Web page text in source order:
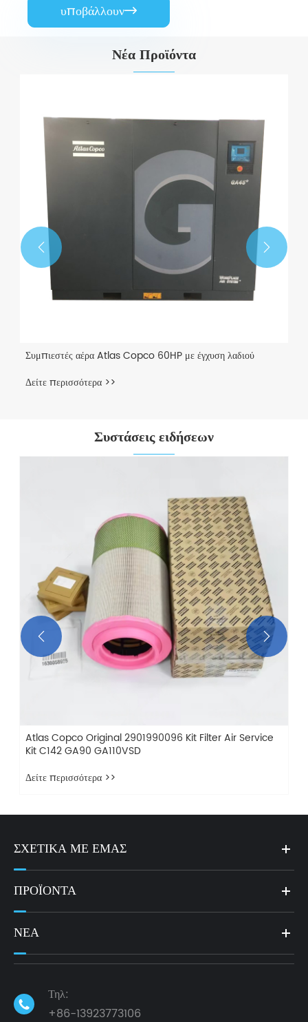
υποβάλλουν
Νέα Προϊόντα
Συμπιεστές αέρα Atlas Copco 60HP με έγχυση λαδιού
Δείτε περισσότερα >>
 
Συστάσεις ειδήσεων
Atlas Copco Original 2901990096 Kit Filter Air Service
Kit C142 GA90 GA110VSD
Δείτε περισσότερα >>
 
ΣΧΕΤΙΚΆ ΜΕ ΕΜΆΣ
ΠΡΟΪΌΝΤΑ
ΝΈΑ

Τηλ:
+86-13923773106